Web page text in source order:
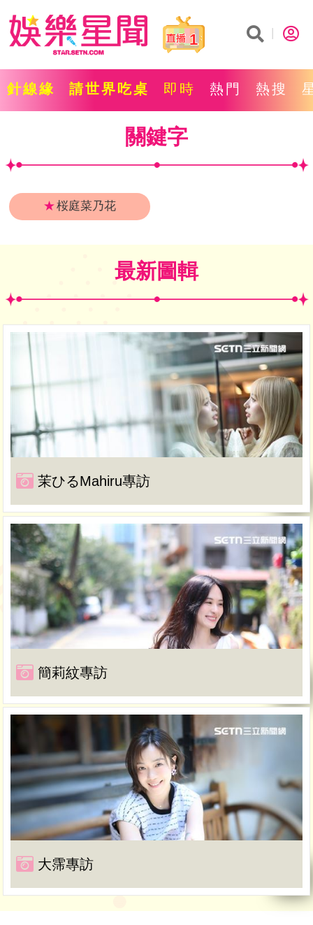
1
針線緣 請世界吃桌 即時 熱門 熱搜
關鍵字
★桜庭菜乃花
最新圖輯
茉ひるMahiru專訪
簡莉紋專訪
大霈專訪